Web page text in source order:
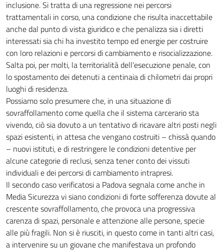
inclusione. Si tratta di una regressione nei percorsi
trattamentali in corso, una condizione che risulta inaccettabile
anche dal punto di vista giuridico e che penalizza sia i diretti
interessati sia chi ha investito tempo ed energie per costruire
con loro relazioni e percorsi di cambiamento e risocializzazione.
Salta poi, per molti, la territorialità dell’esecuzione penale, con
lo spostamento dei detenuti a centinaia di chilometri dai propri
luoghi di residenza.
Possiamo solo presumere che, in una situazione di
sovraffollamento come quella che il sistema carcerario sta
vivendo, ciò sia dovuto a un tentativo di ricavare altri posti negli
spazi esistenti, in attesa che vengano costruiti – chissà quando
– nuovi istituti, e di restringere le condizioni detentive per
alcune categorie di reclusi, senza tener conto dei vissuti
individuali e dei percorsi di cambiamento intrapresi.
Il secondo caso verificatosi a Padova segnala come anche in
Media Sicurezza vi siano condizioni di forte sofferenza dovute al
crescente sovraffollamento, che provoca una progressiva
carenza di spazi, personale e attenzione alle persone, specie
alle più fragili. Non si è riusciti, in questo come in tanti altri casi,
a intervenire su un giovane che manifestava un profondo